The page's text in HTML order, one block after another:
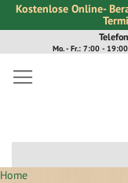
Kostenlose Online-
zum
Inhalt
Mo. - Fr.: 7:00 -
Home